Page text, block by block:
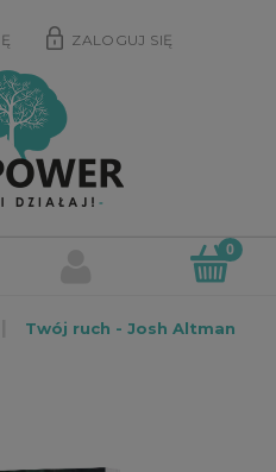
ZALOGUJ SIĘ
Twój ruch - Josh Altman